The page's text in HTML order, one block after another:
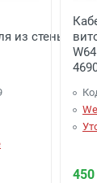
из стены 2
450